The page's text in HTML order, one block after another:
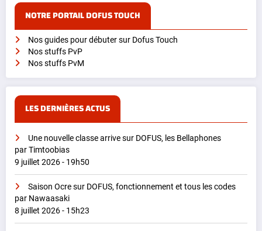
NOTRE PORTAIL DOFUS TOUCH
Nos guides pour débuter sur Dofus Touch
Nos stuffs PvP
Nos stuffs PvM
LES DERNIÈRES ACTUS
Une nouvelle classe arrive sur DOFUS, les Bellaphones
par Timtoobias
9 juillet 2026 - 19h50
Saison Ocre sur DOFUS, fonctionnement et tous les codes
par Nawaasaki
8 juillet 2026 - 15h23